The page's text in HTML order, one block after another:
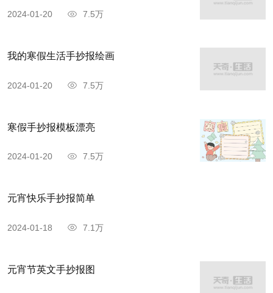
2024-01-20 7.5万
我的寒假生活手抄报绘画
2024-01-20 7.5万
寒假手抄报模板漂亮
2024-01-20 7.5万
元宵快乐手抄报简单
2024-01-18 7.1万
元宵节英文手抄报图